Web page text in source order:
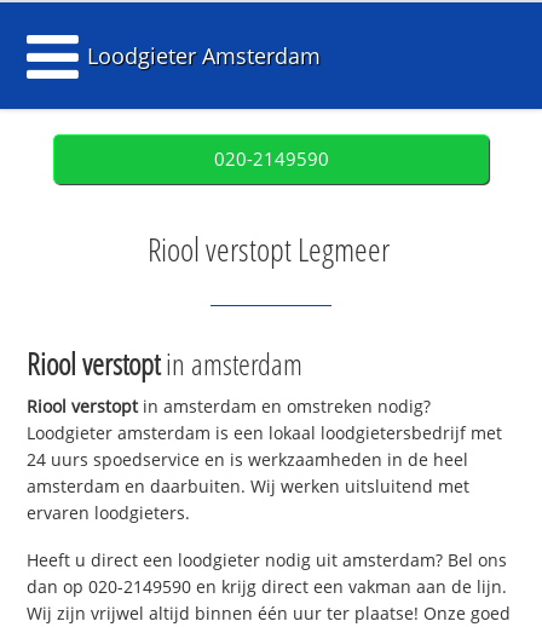
Loodgieter Amsterdam
020-2149590
Riool verstopt Legmeer
Riool verstoptin amsterdam
Riool verstoptin amsterdam en omstreken nodig?
Loodgieter amsterdam is een lokaal loodgietersbedrijf met
24 uurs spoedservice en is werkzaamheden in de heel
amsterdam en daarbuiten. Wij werken uitsluitend met
ervaren loodgieters.
Heeft u direct een loodgieter nodig uit amsterdam? Bel ons
dan op 020-2149590 en krijg direct een vakman aan de lijn.
Wij zijn vrijwel altijd binnen één uur ter plaatse! Onze goed